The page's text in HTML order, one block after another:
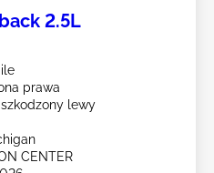
2.5L
prawa
lewy
CENTER